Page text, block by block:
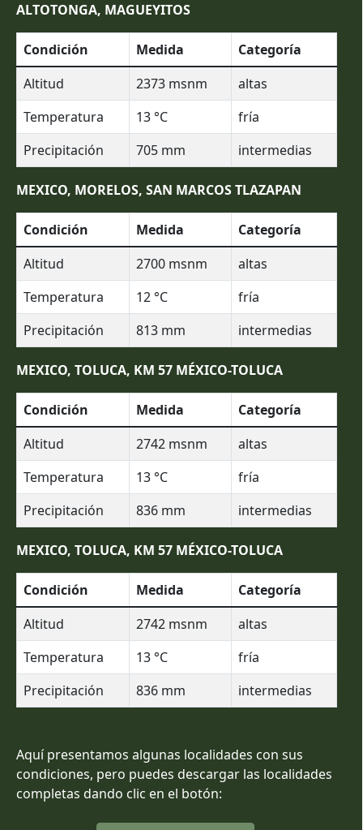
ALTOTONGA, MAGUEYITOS
Condición Medida
Categoría
Altitud
2373 msnm
altas
Temperatura
13 °C
fría
Precipitación
705 mm intermedias
MEXICO, MORELOS, SAN MARCOS TLAZAPAN
Condición Medida
Categoría
Altitud
2700 msnm
altas
Temperatura
12 °C
fría
Precipitación
813 mm intermedias
MEXICO, TOLUCA, KM 57 MÉXICO-TOLUCA
Condición Medida
Categoría
Altitud
2742 msnm
altas
Temperatura
13 °C
fría
Precipitación
836 mm intermedias
MEXICO, TOLUCA, KM 57 MÉXICO-TOLUCA
Condición Medida
Categoría
Altitud
2742 msnm
altas
Temperatura
13 °C
fría
Precipitación
836 mm intermedias
Aquí presentamos algunas localidades con sus
condiciones, pero puedes descargar las localidades
completas dando clic en el botón: